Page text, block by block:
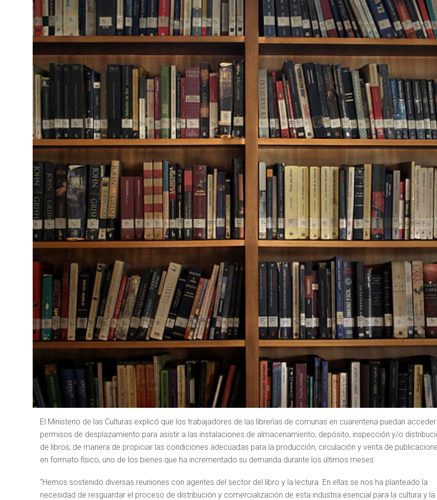
El Ministerio de las Culturas explicó que los trabajadores de las librerías de comunas en cuarentena puedan
permisos de desplazamiento para asistir a las instalaciones de almacenamiento, depósito, inspección y/o
de libros, de manera de propiciar las condiciones adecuadas para la producción, circulación y venta de
en formato físico, uno de los bienes que ha incrementado su demanda durante los últimos meses.
“Hemos sostenido diversas reuniones con agentes del sector del libro y la lectura. En ellas se nos ha planteado la
necesidad de resguardar el proceso de distribución y comercialización de esta industria esencial para la cultura y la